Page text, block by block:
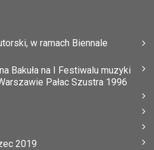
w ramach Biennale
Bakuła na I Festiwalu muzyki
Pałac Szustra 1996
2019